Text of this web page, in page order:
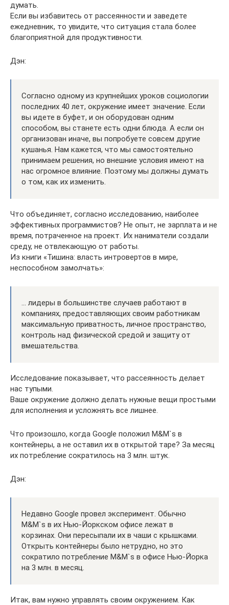
думать.
Если вы избавитесь от рассеянности и заведете
ежедневник, то увидите, что ситуация стала более
благоприятной для продуктивности.
Дэн:
Согласно одному из крупнейших уроков социологии
последних 40 лет, окружение имеет значение. Если
вы идете в буфет, и он оборудован одним
способом, вы станете есть одни блюда. А если он
организован иначе, вы попробуете совсем другие
кушанья. Нам кажется, что мы самостоятельно
принимаем решения, но внешние условия имеют на
нас огромное влияние. Поэтому мы должны думать
о том, как их изменить.
Что объединяет, согласно исследованию, наиболее
эффективных программистов? Не опыт, не зарплата и не
время, потраченное на проект. Их наниматели создали
среду, не отвлекающую от работы.
Из книги «Тишина: власть интровертов в мире,
неспособном замолчать»:
… лидеры в большинстве случаев работают в
компаниях, предоставляющих своим работникам
максимальную приватность, личное пространство,
контроль над физической средой и защиту от
вмешательства.
Исследование показывает, что рассеянность делает
нас тупыми.
Ваше окружение должно делать нужные вещи простыми
для исполнения и усложнять все лишнее.
Что произошло, когда Google положил M&M`s в
контейнеры, а не оставил их в открытой таре? За месяц
их потребление сократилось на 3 млн. штук.
Дэн:
Недавно Google провел эксперимент. Обычно
M&M`s в их Нью-Йоркском офисе лежат в
корзинах. Они пересыпали их в чаши с крышками.
Открыть контейнеры было нетрудно, но это
сократило потребление M&M`s в офисе Нью-Йорка
на 3 млн. в месяц.
Итак, вам нужно управлять своим окружением. Как